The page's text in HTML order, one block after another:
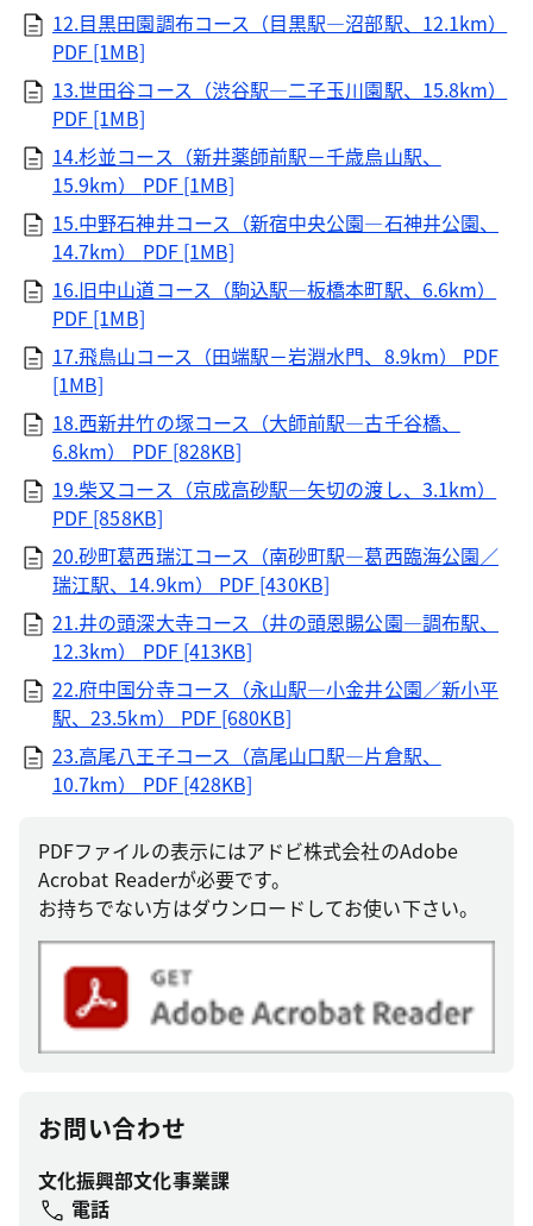
12.目黒田園調布コース（目黒駅―沼部駅、12.1km）
PDF [1MB]
13.世田谷コース（渋谷駅―二子玉川園駅、15.8km）
PDF [1MB]
14.杉並コース（新井薬師前駅－千歳烏山駅、
15.9km） PDF [1MB]
15.中野石神井コース（新宿中央公園―石神井公園、
14.7km） PDF [1MB]
16.旧中山道コース（駒込駅―板橋本町駅、6.6km）
PDF [1MB]
17.飛鳥山コース（田端駅－岩淵水門、8.9km） PDF
[1MB]
18.西新井竹の塚コース（大師前駅―古千谷橋、
6.8km） PDF [828KB]
19.柴又コース（京成高砂駅―矢切の渡し、3.1km）
PDF [858KB]
20.砂町葛西瑞江コース（南砂町駅―葛西臨海公園／
瑞江駅、14.9km） PDF [430KB]
21.井の頭深大寺コース（井の頭恩賜公園―調布駅、
12.3km） PDF [413KB]
22.府中国分寺コース（永山駅―小金井公園／新小平
駅、23.5km） PDF [680KB]
23.高尾八王子コース（高尾山口駅―片倉駅、
10.7km） PDF [428KB]
PDFファイルの表示にはアドビ株式会社のAdobe
Acrobat Readerが必要です。
お持ちでない方はダウンロードしてお使い下さい。
お問い合わせ
文化振興部文化事業課
電話